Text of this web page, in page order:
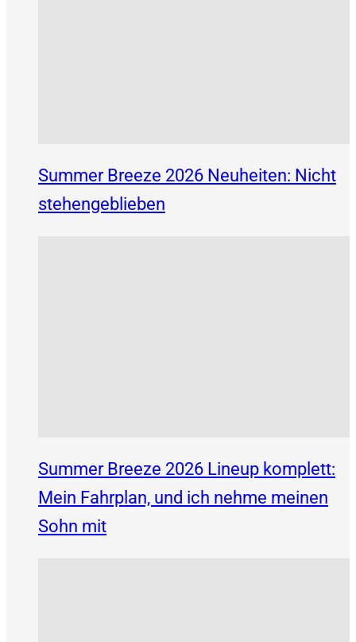
Summer Breeze 2026 Neuheiten: Nicht
stehengeblieben
Summer Breeze 2026 Lineup komplett:
Mein Fahrplan, und ich nehme meinen
Sohn mit